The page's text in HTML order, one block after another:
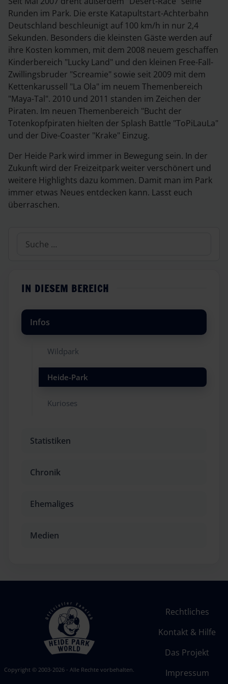
Runden im Park. Die erste Katapultstart-Achterbahn
Deutschland beschleunigt auf 100 km/h in nur 2,4
Sekunden. Besonders die kleinsten Gäste werden auf
ihre Kosten kommen, mit dem 2008 neuem geschaffen
Kinderbereich "Lucky Land" und den kleinen Free-Fall-
Zwillingsbruder "Screamie" sowie seit 2009 mit dem
Kettenkarussell "La Ola" im neuem Themenbereich
"Maya-Tal". 2010 und 2011 standen im Zeichen der
Piraten. Im neuen Themenbereich "Bucht der
Totenkopfpiraten hielten der Splash Battle "ToPiLauLa"
und der Dive-Coaster "Krake" Einzug.
Der Heide Park wird immer in Bewegung sein. In der
Zukunft wird der Freizeitpark weiter verschönert und
weitere Highlights dazu kommen. Damit man im Park
immer etwas Neues entdecken kann. Lasst euch
überraschen.
Suchen
IN DIESEM BEREICH
Infos
Wildpark
Heide-Park
Kurioses
Statistiken
Chronik
Ehemaliges
Medien
Copyright © 2003-2026 - Alle Rechte vorbehalten.
Rechtliches
Kontakt & Hilfe
Das Projekt
Impressum